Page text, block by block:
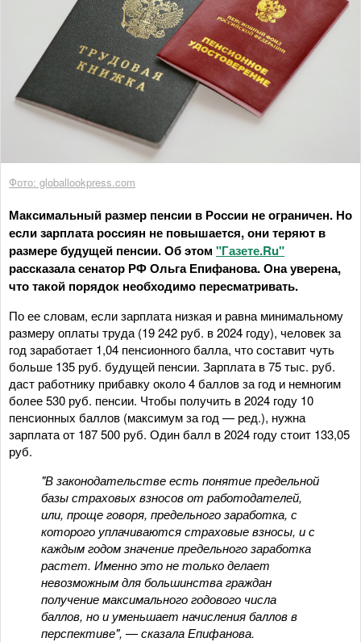
Фото: globallookpress.com
Максимальный размер пенсии в России не ограничен. Но
если зарплата россиян не повышается, они теряют в
размере будущей пенсии. Об этом "Газете.Ru"
рассказала сенатор РФ Ольга Епифанова. Она уверена,
что такой порядок необходимо пересматривать.
По ее словам, если зарплата низкая и равна минимальному
размеру оплаты труда (19 242 руб. в 2024 году), человек за
год заработает 1,04 пенсионного балла, что составит чуть
больше 135 руб. будущей пенсии. Зарплата в 75 тыс. руб.
даст работнику прибавку около 4 баллов за год и немногим
более 530 руб. пенсии. Чтобы получить в 2024 году 10
пенсионных баллов (максимум за год — ред.), нужна
зарплата от 187 500 руб. Один балл в 2024 году стоит 133,05
руб.
"В законодательстве есть понятие предельной
базы страховых взносов от работодателей,
или, проще говоря, предельного заработка, с
которого уплачиваются страховые взносы, и с
каждым годом значение предельного заработка
растет. Именно это не только делает
невозможным для большинства граждан
получение максимального годового числа
баллов, но и уменьшает начисления баллов в
перспективе", — сказала Епифанова.